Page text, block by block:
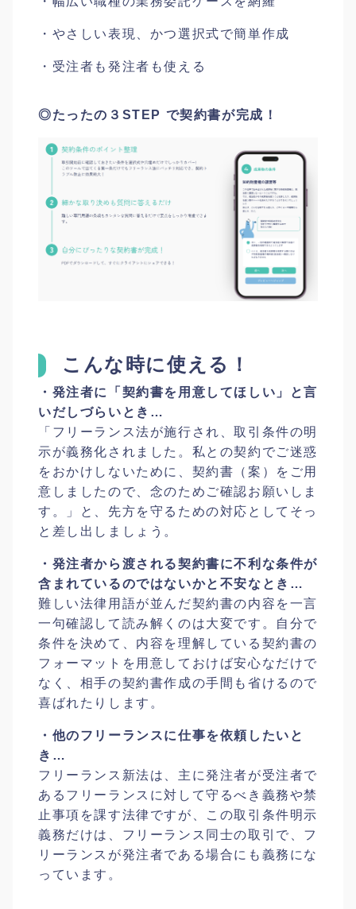
・やさしい表現、かつ選択式で簡単作成
・受注者も発注者も使える
◎たったの３STEP で契約書が完成！
こんな時に使える！
・発注者に「契約書を用意してほしい」と言
いだしづらいとき…
「フリーランス法が施行され、取引条件の明
示が義務化されました。私との契約でご迷惑
をおかけしないために、契約書（案）をご用
意しましたので、念のためご確認お願いしま
す。」と、先方を守るための対応としてそっ
と差し出しましょう。
・発注者から渡される契約書に不利な条件が
含まれているのではないかと不安なとき…
難しい法律用語が並んだ契約書の内容を一言
一句確認して読み解くのは大変です。自分で
条件を決めて、内容を理解している契約書の
フォーマットを用意しておけば安心なだけで
なく、相手の契約書作成の手間も省けるので
喜ばれたりします。
・他のフリーランスに仕事を依頼したいと
き…
フリーランス新法は、主に発注者が受注者で
あるフリーランスに対して守るべき義務や禁
止事項を課す法律ですが、この取引条件明示
義務だけは、フリーランス同士の取引で、フ
リーランスが発注者である場合にも義務にな
っています。